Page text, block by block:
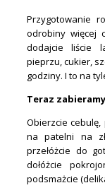
Przygotowanie
odrobiny więcej
dodajcie liście
pieprzu, cukier,
godziny. I to na
Teraz
Obierzcie
na patelni na
przełóżcie do
dołóżcie
podsmażcie